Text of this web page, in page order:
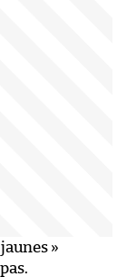
»